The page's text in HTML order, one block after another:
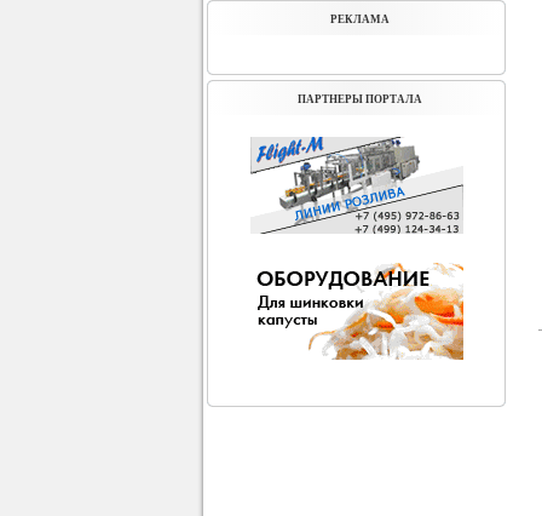
РЕКЛАМА
ПАРТНЕРЫ ПОРТАЛА